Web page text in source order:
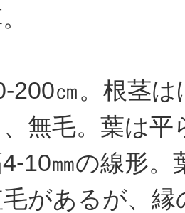
200㎝。根茎
無毛。葉は
10㎜の線形
があるが、